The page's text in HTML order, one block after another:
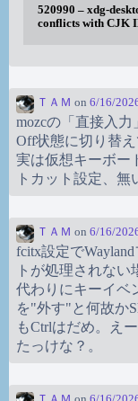
520990 – xdg-
conflicts with CJK
ＴＡＭ on 6/16/
mozcの「直接入
Off状態に切り替
実は仮想キーボー
トカット設定、
ＴＡＭ on 6/16/
fcitx設定で
トが処理されな
代わりにキーイベ
を"外す"と何故か
もCtrlはだめ。え
たっけな？。